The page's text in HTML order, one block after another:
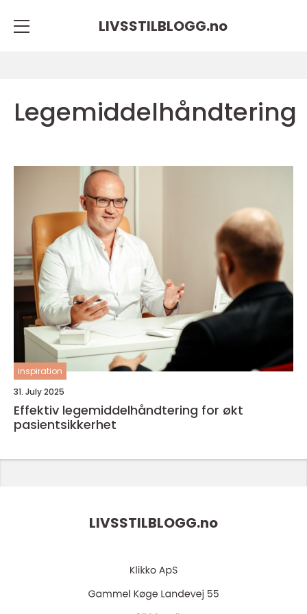
LIVSSTILBLOGG.no
Legemiddelhåndtering
inspiration
31. July 2025
Effektiv legemiddelhåndtering for økt
pasientsikkerhet
LIVSSTILBLOGG.no